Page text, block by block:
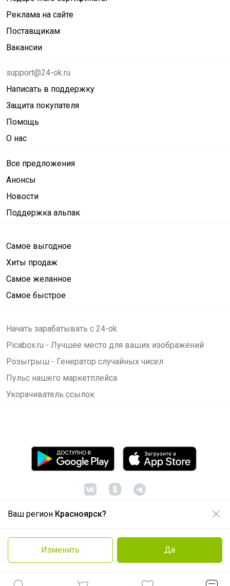
Ваш регион Красноярск?
Изменить Да
Реклама на сайте
Поставщикам
Вакансии
support@24-ok.ru
Написать в поддержку
Защита покупателя
Помощь
О нас
Все предложения
Анонсы
Новости
Поддержка альпак
Самое выгодное
Хиты продаж
Самое желанное
Самое быстрое
Начать зарабатывать с 24-ok
Picabox.ru - Лучшее место для ваших изображений
Розыгрыш - Генератор случайных чисел
Пульс нашего маркетплейса
Укорачиватель ссылок
© ООО "Лявита", ОГРН 1122468054070, 2012 -2026
Политика конфиденциальности
Cоглашение пользователя